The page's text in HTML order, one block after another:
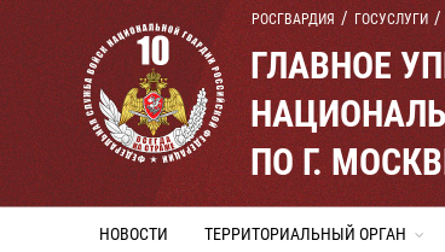
РОСГВАРДИЯ ГОСУСЛУГИ
ГЛАВНОЕ
ПО Г.
НОВОСТИ ТЕРРИТОРИАЛЬНЫЙ ОРГАН